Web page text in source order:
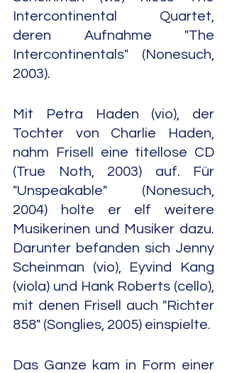
Intercontinental Quartet,
deren Aufnahme "The
Intercontinentals" (Nonesuch,
2003).
Mit Petra Haden (vio), der
Tochter von Charlie Haden,
nahm Frisell eine titellose CD
(True Noth, 2003) auf. Für
"Unspeakable" (Nonesuch,
2004) holte er elf weitere
Musikerinen und Musiker dazu.
Darunter befanden sich Jenny
Scheinman (vio), Eyvind Kang
(viola) und Hank Roberts (cello),
mit denen Frisell auch "Richter
858" (Songlies, 2005) einspielte.
Das Ganze kam in Form einer